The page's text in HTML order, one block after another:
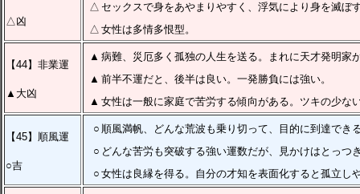
△凶
△ セックスで身をあやまりやすく、浮気により身を滅ぼ
△ 女性は多情多恨型。
【44】非業運
▲大凶
▲ 病難、災厄多く孤独の人生を送る。まれに天才発明家
▲ 前半不運だと、後半は良い。一発勝負には強い。
▲ 女性は一般に家庭で苦労する傾向がある。ツキの少な
【45】順風運
○吉
○ 順風満帆、どんな荒波も乗り切って、目的に到達でき
○ どんな苦労も突破する強い運数だが、見かけはとっつ
○ 女性は良縁を得る。自分の才知を表面化すると孤立し